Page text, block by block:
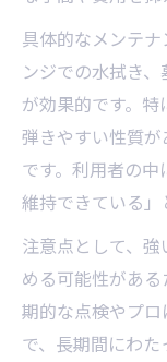
具体的なメンテ
ンジでの水拭き
が効果的です。
弾きやすい性質
です。利用者の
維持できている」
注意点として、
める可能性があ
期的な点検やプ
で、長期間にわ